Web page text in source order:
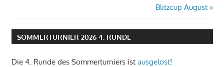
Nächster
Beitrag:
Blitzcup August
SOMMERTURNIER 2026 4. RUNDE
Die 4. Runde des Sommerturniers ist ausgelost!